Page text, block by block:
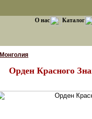
О нас Каталог
Монголия
Орден Красного